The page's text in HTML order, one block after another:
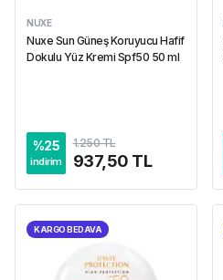
NUXE
Nuxe Sun Güneş Koruyucu Hafif
Dokulu Yüz Kremi Spf50 50 ml
%25
indirim
1.250 TL
937,50 TL
KARGO BEDAVA